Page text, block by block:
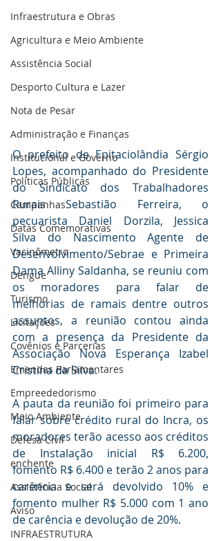
Infraestrutura e Obras
Agricultura e Meio Ambiente
Assistência Social
Desporto Cultura e Lazer
Nota de Pesar
Administração e Finanças
Institucional e Governo
Políticas Públicas
Campanhas
Datas Comemorativas
Vacinômetro
Dengue
Turismo
Licitações
Covênios e Parcerias
Emendas Parlamentares
Empreededorismo
Meio Ambiente
Defesa Civil
enchente
Assistência Social
Aviso
INFRAESTRUTURA
O prefeito de Epitaciolândia Sérgio
Lopes, acompanhado do Presidente
do Sindicato dos Trabalhadores
Rurais Sebastião Ferreira, o
pecuarista Daniel Dorzila, Jessica
Silva do Nascimento Agente de
Desenvolvimento/Sebrae e Primeira
Dama Alliny Saldanha, se reuniu com
os moradores para falar de
melhorias de ramais dentre outros
assuntos, a reunião contou ainda
com a presença da Presidente da
Associação Nova Esperança Izabel
Cristina da Silva.
A pauta da reunião foi primeiro para
falar sobre crédito rural do Incra, os
moradores terão acesso aos créditos
de Instalação inicial R$ 6.200,
fomento R$ 6.400 e terão 2 anos para
carência e será devolvido 10% e
fomento mulher R$ 5.000 com 1 ano
de carência e devolução de 20%.